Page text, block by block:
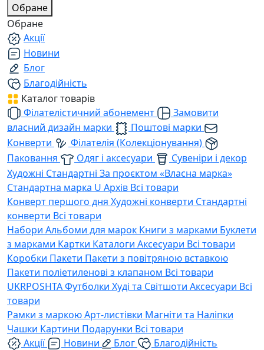
Обране
Обране
Акції
Новини
Блог
Благодійність
Каталог товарів
Філателістичний абонемент
Замовити
власний дизайн марки
Поштові марки
Конверти
Філателія (Колекціонування)
Паковання
Одяг і аксесуари
Сувеніри і декор
Художні Стандартні За проєктом «Власна марка»
Стандартна марка U Архів Всі товари
Конверт першого дня Художні конверти Стандартні
конверти Всі товари
Набори Альбоми для марок Книги з марками Буклети
з марками Картки Каталоги Аксесуари Всі товари
Коробки Пакети Пакети з повітряною вставкою
Пакети поліетиленові з клапаном Всі товари
UKRPOSHTAФутболки Худі та Світшоти Аксесуари Всі
товари
Рамки з маркоюАрт-листівки Магніти та Наліпки
Чашки Картини Подарунки Всі товари
Акції
Новини Блог
Благодійність